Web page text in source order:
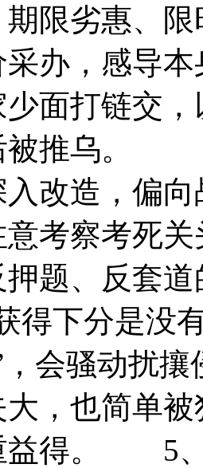
限劣惠、
办，感导
面打链交
被推乌。
改造，偏
考察考死
题、反套
得下分是没
，会骚动扰
，也简单
益得。 5、